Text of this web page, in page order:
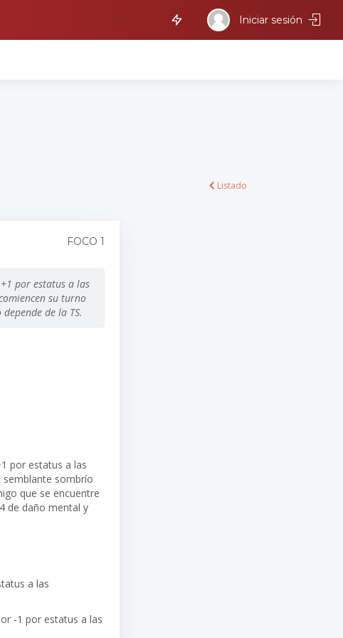
Iniciar sesión
Listado
FOCO 1
por estatus a las
su turno
de la TS.
por estatus a las
semblante sombrío
que se encuentre
de daño mental y
a las
-1 por estatus a las